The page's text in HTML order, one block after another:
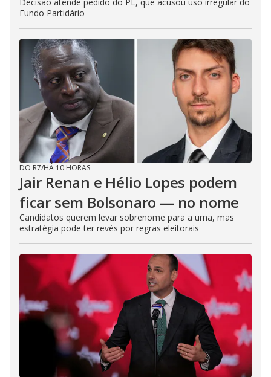
Fundo Partidário
DO R7/HÁ 10 HORAS
Jair Renan e Hélio Lopes podem
ficar sem Bolsonaro — no nome
Candidatos querem levar sobrenome para a urna, mas
estratégia pode ter revés por regras eleitorais